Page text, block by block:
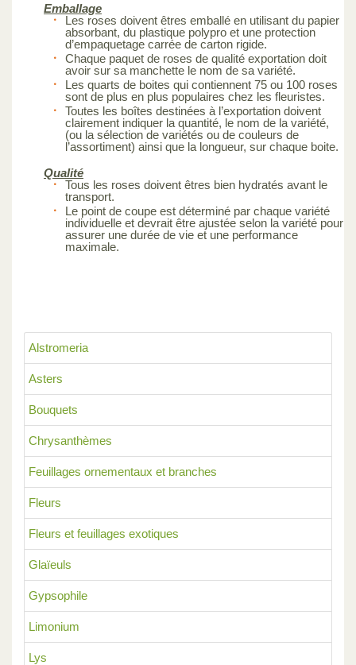
Alstromeria
Asters
Bouquets
Chrysanthèmes
Feuillages ornementaux et branches
Fleurs
Fleurs et feuillages exotiques
Glaïeuls
Gypsophile
Limonium
Lys
Emballage
Les roses doivent êtres emballé en utilisant du papier
absorbant, du plastique polypro et une protection
d’empaquetage carrée de carton rigide.
Chaque paquet de roses de qualité exportation doit
avoir sur sa manchette le nom de sa variété.
Les quarts de boites qui contiennent 75 ou 100 roses
sont de plus en plus populaires chez les fleuristes.
Toutes les boîtes destinées à l’exportation doivent
clairement indiquer la quantité, le nom de la variété,
(ou la sélection de variétés ou de couleurs de
l’assortiment) ainsi que la longueur, sur chaque boite.
Qualité
Tous les roses doivent êtres bien hydratés avant le
transport.
Le point de coupe est déterminé par chaque variété
individuelle et devrait être ajustée selon la variété pour
assurer une durée de vie et une performance
maximale.